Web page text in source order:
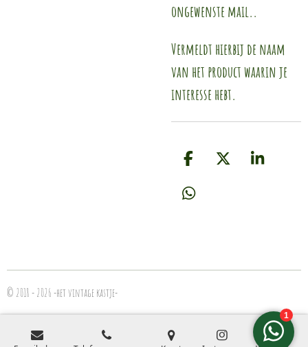
ongewenste mail..
Vermeldt hierbij de naam
van het product waarin je
interesse hebt.
D
l
D
S
D
© 2018 - 2026 -het vintage kastje-